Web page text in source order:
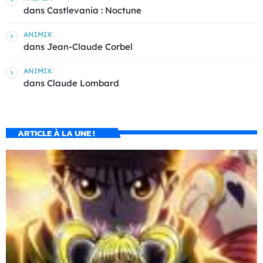
dans Castlevania : Noctune
ANIMIX
dans Jean-Claude Corbel
ANIMIX
dans Claude Lombard
ARTICLE À LA UNE !